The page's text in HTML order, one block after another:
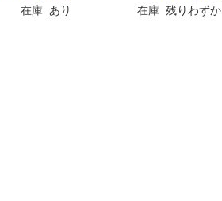
在庫 あり
在庫 残りわずか